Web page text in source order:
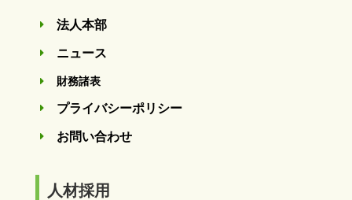
E 法人本部
E ニュース
E 財務諸表
E プライバシーポリシー
E お問い合わせ
人材採用